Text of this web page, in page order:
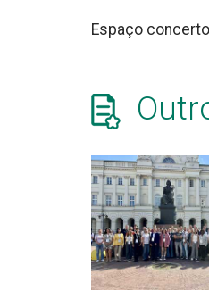
Espaço